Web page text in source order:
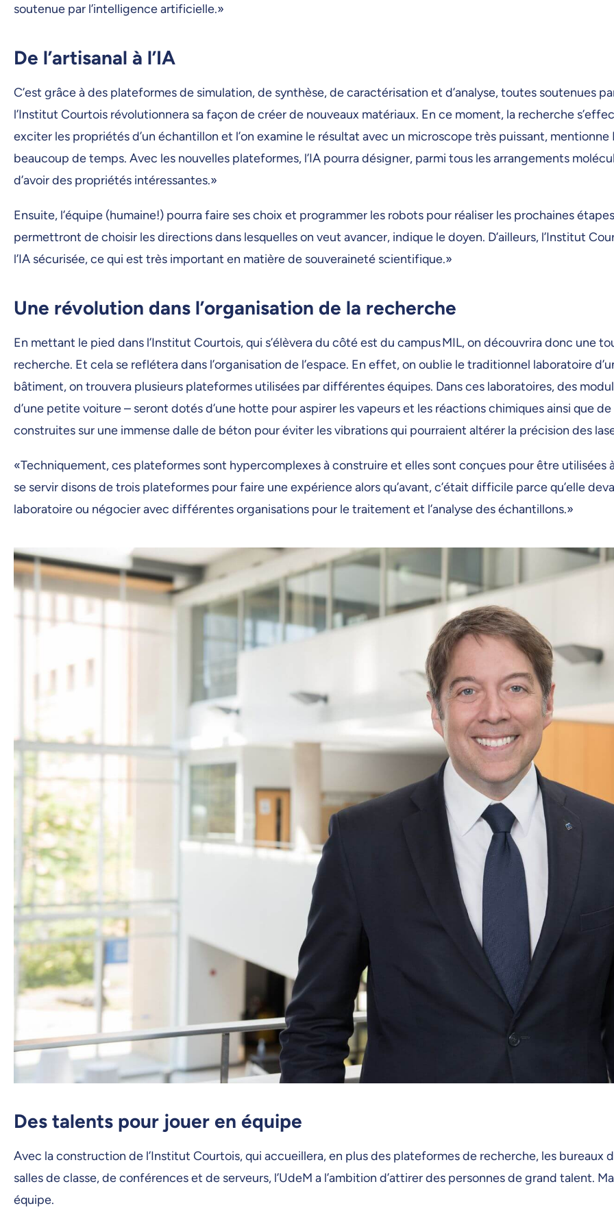
soutenue par l’intelligence artificielle.»
De l’artisanal à l’IA
C’est grâce à des plateformes de simulation, de synthèse, de caractérisation et d’analyse, toutes soutenues
l’Institut Courtois révolutionnera sa façon de créer de nouveaux matériaux. En ce moment, la recherche
exciter les propriétés d’un échantillon et l’on examine le résultat avec un microscope très puissant,
beaucoup de temps. Avec les nouvelles plateformes, l’IA pourra désigner, parmi tous les arrangements
d’avoir des propriétés intéressantes.»
Ensuite, l’équipe (humaine!) pourra faire ses choix et programmer les robots pour réaliser les prochaines
permettront de choisir les directions dans lesquelles on veut avancer, indique le doyen. D’ailleurs, l’Institut
l’IA sécurisée, ce qui est très important en matière de souveraineté scientifique.»
Une révolution dans l’organisation de la recherche
En mettant le pied dans l’Institut Courtois, qui s’élèvera du côté est du campus MIL, on découvrira donc une
recherche. Et cela se reflétera dans l’organisation de l’espace. En effet, on oublie le traditionnel laboratoire
bâtiment, on trouvera plusieurs plateformes utilisées par différentes équipes. Dans ces laboratoires, des
d’une petite voiture – seront dotés d’une hotte pour aspirer les vapeurs et les réactions chimiques ainsi que
construites sur une immense dalle de béton pour éviter les vibrations qui pourraient altérer la précision des
«Techniquement, ces plateformes sont hypercomplexes à construire et elles sont conçues pour être utilisées
se servir disons de trois plateformes pour faire une expérience alors qu’avant, c’était difficile parce qu’elle
laboratoire ou négocier avec différentes organisations pour le traitement et l’analyse des échantillons.»
Des talents pour jouer en équipe
Avec la construction de l’Institut Courtois, qui accueillera, en plus des plateformes de recherche, les bureaux
salles de classe, de conférences et de serveurs, l’UdeM a l’ambition d’attirer des personnes de grand talent.
équipe.